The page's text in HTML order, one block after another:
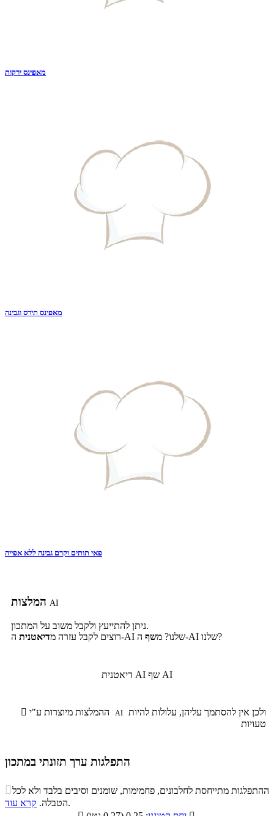
מאפינס ירקות
מאפינס תירס וגבינה
פאי תותים וקרם גבינה ללא אפייה
AI
ניתן להתייעץ ולקבל משוב על המתכון.
רוצים לקבל עזרה מדיאטנית ה-AI שלנו? משף ה-AI שלנו?
דיאטנית AI שף AI
 AI
טעויות
התפלגות ערך תזונתי במתכון
התפלגות ערך תזונתי במתכון
סיבים
תזונתיים
שומנים חלבונים
ההתפלגות מתייחסת לחלבונים, פחמימות, שומנים וסיבים בלבד ולא לכל
הטבלה. קרא עוד
.